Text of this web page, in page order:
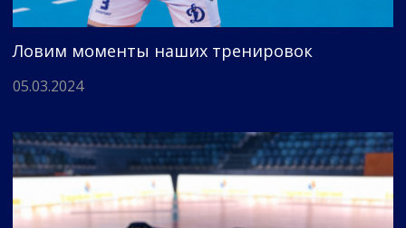
Ловим моменты наших тренировок
05.03.2024